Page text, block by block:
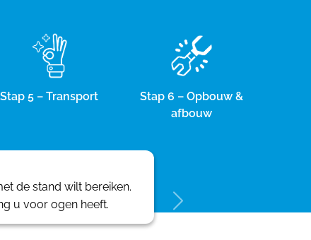
Stap 5 – Transport
Stap 6 – Opbouw &
afbouw
de stand wilt bereiken.
u voor ogen heeft.